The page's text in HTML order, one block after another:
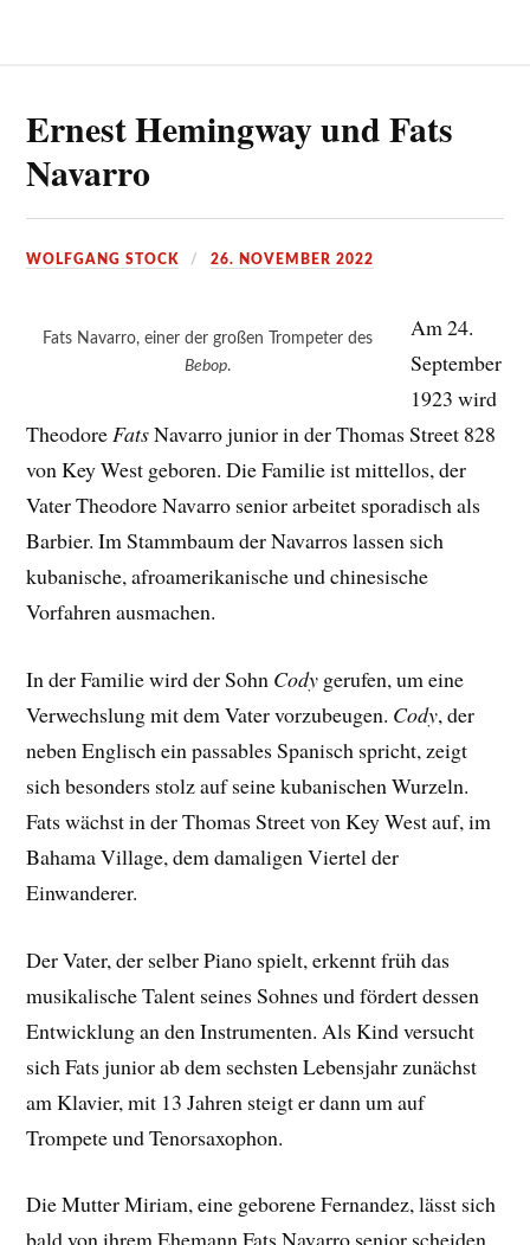
Ernest Hemingway und Fats
Navarro
WOLFGANG STOCK 26. NOVEMBER 2022
Fats Navarro, einer der großen Trompeter des
Bebop.
Am 24.
September
1923 wird
TheodoreFatsNavarro junior in der Thomas Street 828
von Key West geboren. Die Familie ist mittellos, der
Vater Theodore Navarro senior arbeitet sporadisch als
Barbier. Im Stammbaum der Navarros lassen sich
kubanische, afroamerikanische und chinesische
Vorfahren ausmachen.
In der Familie wird der Sohn Cody gerufen, um eine
Verwechslung mit dem Vater vorzubeugen. Cody, der
neben Englisch ein passables Spanisch spricht, zeigt
sich besonders stolz auf seine kubanischen Wurzeln.
Fats wächst in der Thomas Street von Key West auf, im
Bahama Village, dem damaligen Viertel der
Einwanderer.
Der Vater, der selber Piano spielt, erkennt früh das
musikalische Talent seines Sohnes und fördert dessen
Entwicklung an den Instrumenten. Als Kind versucht
sich Fats junior ab dem sechsten Lebensjahr zunächst
am Klavier, mit 13 Jahren steigt er dann um auf
Trompete und Tenorsaxophon.
Die Mutter Miriam, eine geborene Fernandez, lässt sich